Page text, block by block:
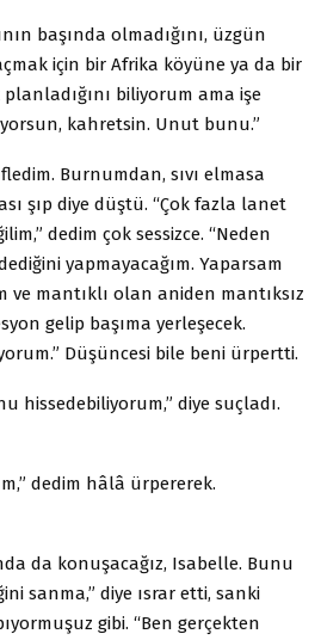
başında olmadığını, üzgün
için bir Afrika köyüne ya da bir
biliyorum ama işe
kahretsin. Unut bunu.”
Burnumdan, sıvı elmasa
şıp diye düştü. “Çok fazla lanet
dedim çok sessizce. “Neden
yapmayacağım. Yaparsam
ve mantıklı olan aniden mantıksız
gelip başıma yerleşecek.
Düşüncesi bile beni ürpertti.
hissedebiliyorum,” diye suçladı.
dedim hâlâ ürpererek.
da konuşacağız, Isabelle. Bunu
sanma,” diye ısrar etti, sanki
gibi. “Ben gerçekten